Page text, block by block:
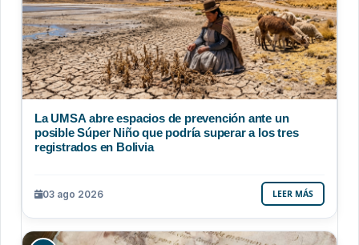
La UMSA abre espacios de prevención ante un
posible Súper Niño que podría superar a los tres
registrados en Bolivia
03 ago 2026 LEER MÁS